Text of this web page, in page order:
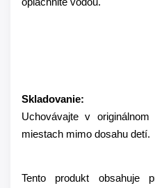
Skladovanie:
Uchovávajte v
miestach mimo dosahu detí.
Tento produkt obsahuje